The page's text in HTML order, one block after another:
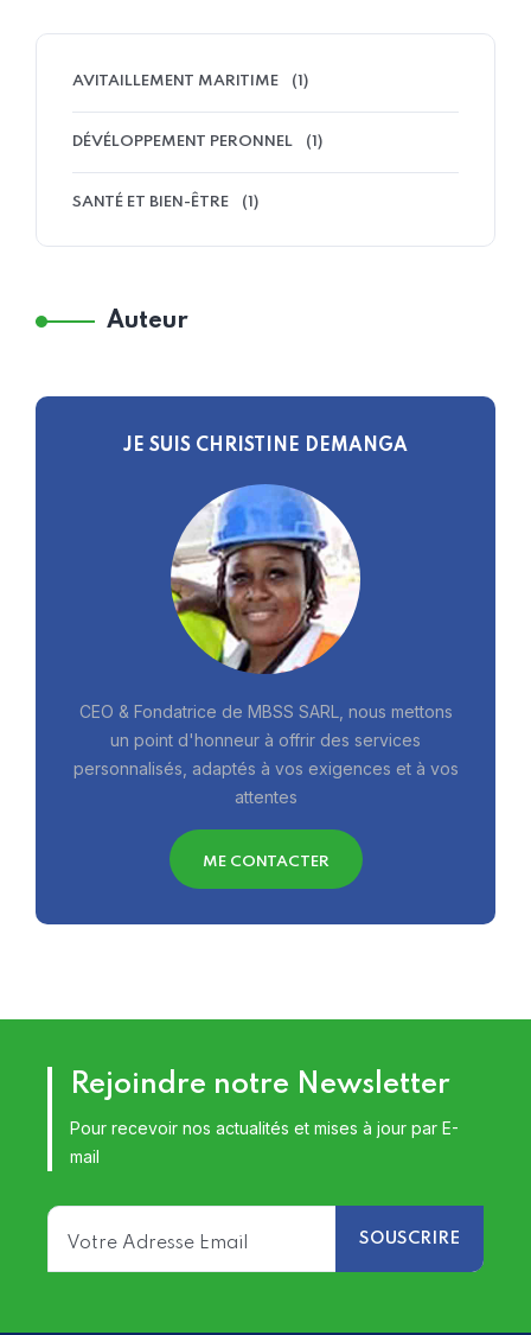
AVITAILLEMENT MARITIME (1)
DÉVÉLOPPEMENT PERONNEL (1)
SANTÉ ET BIEN-ÊTRE (1)
Auteur
JE SUIS CHRISTINE DEMANGA
CEO & Fondatrice de MBSS SARL, nous mettons
un point d'honneur à offrir des services
personnalisés, adaptés à vos exigences et à vos
attentes
ME CONTACTER
Rejoindre notre Newsletter
Pour recevoir nos actualités et mises à jour par E-
mail